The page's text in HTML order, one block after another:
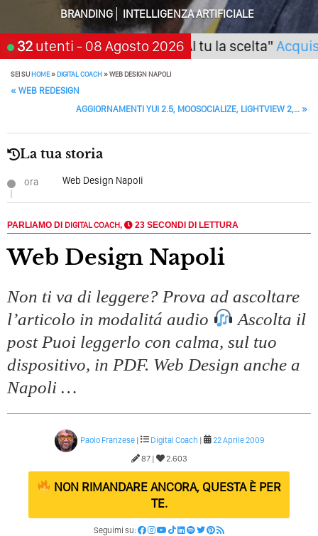
Come Cambieranno I Social Media? Siamo Nell’era Degli
Algoritmi Predittivi
Quale Sarà Il Futuro Della Tua Azienda? Lo Decidi
Adesso Con I Social Media, L’AI E I Contenuti…
Perché Pubblicare Non Basta Più? Contenuti Di Valore O
Perché Non Guadagni Sui Social Media? Probabilmente
Quali Sono Gli Errori Della Comunicazione Politica? Il
L’Accademia Del Wedding
BRANDING
INTELLIGENZA ARTIFICIALE
32 utenti - 08 Agosto 2026
(Napoli) Seminario "SarAI tu la scelta"Acquista
SEI SUHOME»DIGITAL COACH»WEB DESIGN NAPOLI
POST NAVIGATION
« WEB REDESIGN
AGGIORNAMENTI YUI 2.5, MOOSOCIALIZE, LIGHTVIEW 2,… »
La tua storia
ora Web Design Napoli
PARLIAMO DI DIGITAL COACH, 23 SECONDI DI LETTURA
Web Design Napoli
Non ti va di leggere? Prova ad ascoltare
l’articolo in modalitá audio
Ascolta il
post Puoi leggerlo con calma, sul tuo
dispositivo, in PDF. Web Design anche a
Napoli …
Paolo Franzese | Digital Coach |
22 Aprile 2009
87 |
2.603
NON RIMANDARE ANCORA, QUESTA È PER
TE.
Seguimi su: